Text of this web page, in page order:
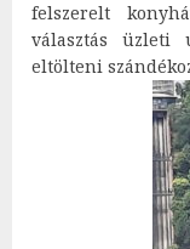
felszerelt
választás üzleti
eltölteni